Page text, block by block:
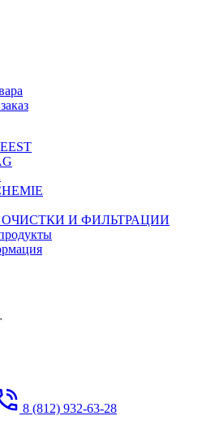
И ФИЛЬТРАЦИИ
8 (812) 932-63-28